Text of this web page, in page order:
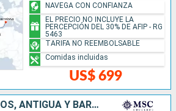
US$ 699
NAVEGA CON CONFIANZA
EL PRECIO NO INCLUYE LA
PERCEPCIÓN DEL 30% DE AFIP - RG
5463
TARIFA NO REEMBOLSABLE
Comidas incluidas
ESPAÑA, MARRUECOS, ANTIGUA Y BARBUDA, SAN MARTÍN, REPÚBLICA DOMINICANA